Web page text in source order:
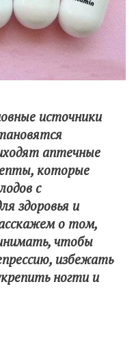
источники
аптечные
которые
с
здоровья и
о том,
чтобы
избежать
ногти и